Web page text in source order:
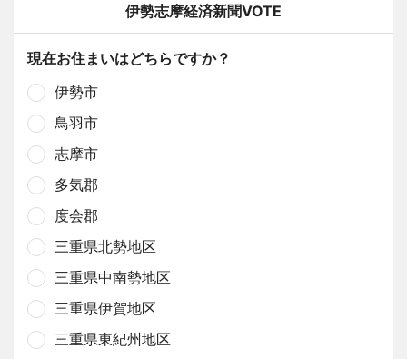
伊勢志摩経済新聞VOTE
現在お住まいはどちらですか？
伊勢市
鳥羽市
志摩市
多気郡
度会郡
三重県北勢地区
三重県中南勢地区
三重県伊賀地区
三重県東紀州地区